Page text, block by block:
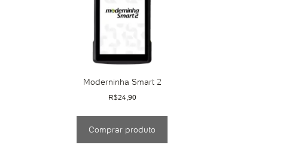
Moderninha Smart 2
R$24,90
Comprar produto